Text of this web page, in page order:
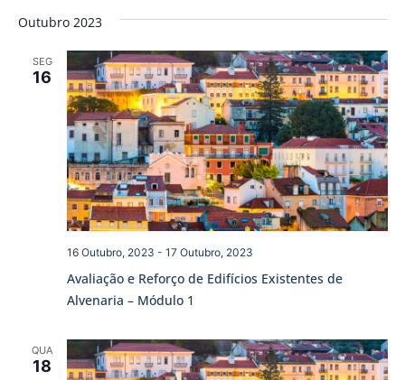
Outubro 2023
SEG
16
Avaliação e Reforço de Edifícios Existentes de
Alvenaria – Módulo 1
16 Outubro, 2023 - 17 Outubro, 2023
QUA
18